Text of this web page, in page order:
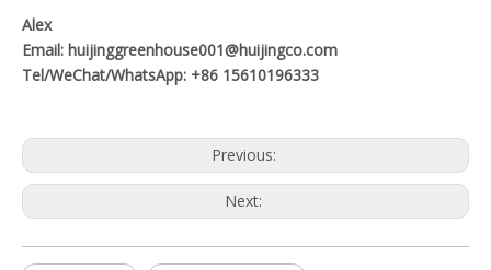
Alex
Email: huijinggreenhouse001@huijingco.com
Tel/WeChat/WhatsApp: +86 15610196333
Previous:
Next: